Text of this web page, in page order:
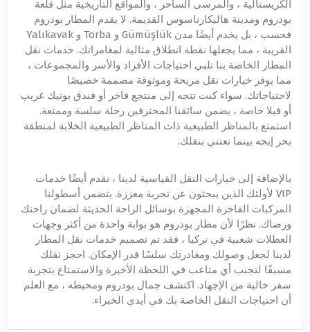
الكريستالية ، والمرسى الساحر ، والمواقع التاريخية مثل قلعة
بودروم ومدينة هاليكارناسوس القديمة. لا يقدم المطار بودروم
فحسب ، بل يخدم أيضًا مدن Gümüşlük و Torba و Yalıkavak
القريبة ، مما يجعلها نقطة انطلاق مثالية لمغامراتك. خدمات نقل
المطار الخاصة بنا تلبي احتياجات الأفراد والأسر والمجموعات ،
مما يوفر خيارات نقل مريحة وموثوقة مصممة خصيصًا
لاحتياجاتك. سواء كنت تتجه إلى منتجع فاخر أو فندق بوتيك غريب
أو فيلا خاصة ، يضمن سائقنا المحترفين رحلة سلسة وممتعة.
استمتع بالمناظر الطبيعية ذات المناظر الطبيعية الخلابة لمنطقة
بحر إيجه بينما نعتني بنقلك.
بالإضافة إلى خيارات النقل القياسية لدينا ، نقدم أيضًا خدمات
VIP لأولئك الذين يبحثون عن تجربة معززة. يتضمن أسطولنا
المركبات الفاخرة المجهزة بوسائل الراحة الحديثة لضمان راحتك
ورضاك. نظرًا لأن مطار بودروم هو بوابة واحدة من أكثر وجهات
العطلات شعبية في تركيا ، فقد تم تصميم خدمات نقل المطار
لدينا لجعل وصولك ومغادرتك سلسًا قدر الإمكان. احجز نقلك
مسبقًا لتجنب أي متاعب في اللحظة الأخيرة والاستمتاع بتجربة
سفر خالية من الإجهاد. اكتشف جمال بودروم ومحيطه ، مع العلم
أن احتياجات النقل الخاصة بك في أيدي الخبراء.